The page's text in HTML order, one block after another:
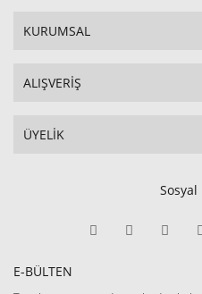
KURUMSAL
ALIŞVERİŞ
ÜYELİK
Sosyal
E-BÜLTEN